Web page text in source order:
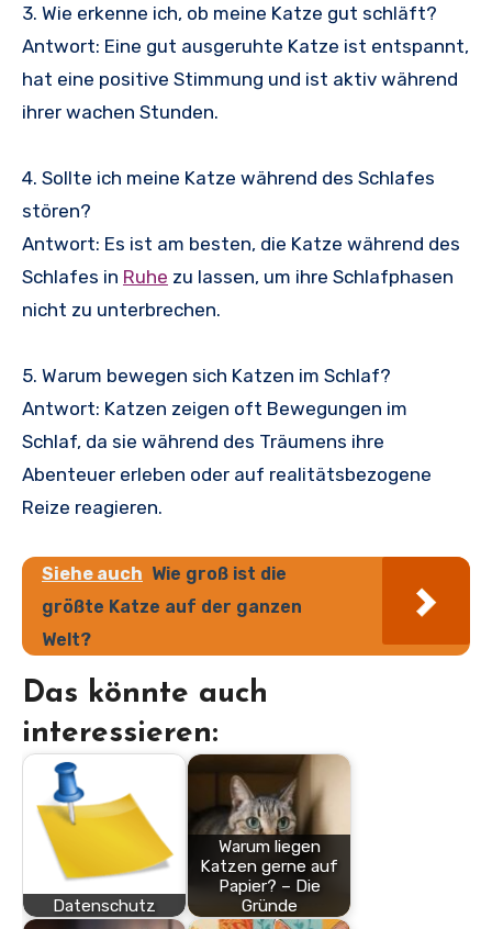
3. Wie erkenne ich, ob meine Katze gut schläft?
Antwort: Eine gut ausgeruhte Katze ist entspannt,
hat eine positive Stimmung und ist aktiv während
ihrer wachen Stunden.
4. Sollte ich meine Katze während des Schlafes
stören?
Antwort: Es ist am besten, die Katze während des
Schlafes in Ruhe zu lassen, um ihre Schlafphasen
nicht zu unterbrechen.
5. Warum bewegen sich Katzen im Schlaf?
Antwort: Katzen zeigen oft Bewegungen im
Schlaf, da sie während des Träumens ihre
Abenteuer erleben oder auf realitätsbezogene
Reize reagieren.
Siehe auch Wie groß ist die
größte Katze auf der ganzen
Welt?
Das könnte auch
interessieren:
Datenschutz
Warum liegen
Katzen gerne auf
Papier? – Die
Gründe